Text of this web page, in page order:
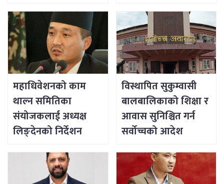
महाधिवेशनको काम
थाल्न समितिका
संयोजकलाई अध्यक्ष
लिङ्देनको निर्देशन
विस्थापित सुकुम्वासी
बालबालिकाको शिक्षा र
आवास सुनिश्चित गर्न
सर्वोच्चको आदेश